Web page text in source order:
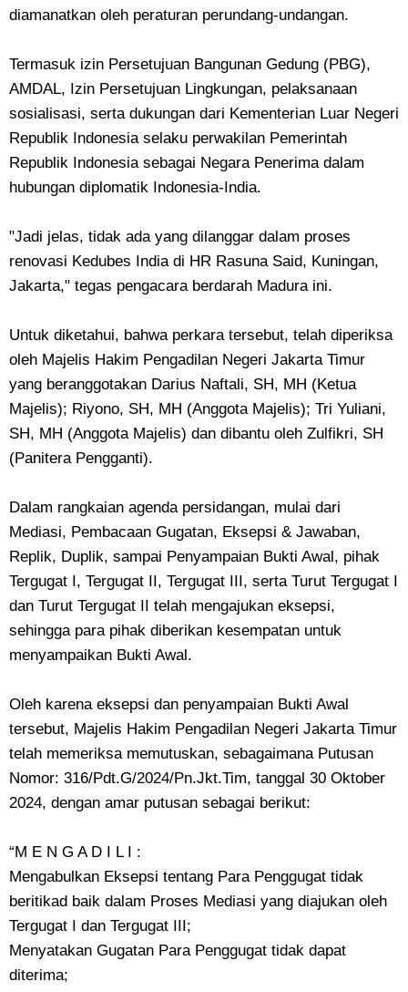
diamanatkan oleh peraturan perundang-undangan.
Termasuk izin Persetujuan Bangunan Gedung (PBG),
AMDAL, Izin Persetujuan Lingkungan, pelaksanaan
sosialisasi, serta dukungan dari Kementerian Luar Negeri
Republik Indonesia selaku perwakilan Pemerintah
Republik Indonesia sebagai Negara Penerima dalam
hubungan diplomatik Indonesia-India.
"Jadi jelas, tidak ada yang dilanggar dalam proses
renovasi Kedubes India di HR Rasuna Said, Kuningan,
Jakarta," tegas pengacara berdarah Madura ini.
Untuk diketahui, bahwa perkara tersebut, telah diperiksa
oleh Majelis Hakim Pengadilan Negeri Jakarta Timur
yang beranggotakan Darius Naftali, SH, MH (Ketua
Majelis); Riyono, SH, MH (Anggota Majelis); Tri Yuliani,
SH, MH (Anggota Majelis) dan dibantu oleh Zulfikri, SH
(Panitera Pengganti).
Dalam rangkaian agenda persidangan, mulai dari
Mediasi, Pembacaan Gugatan, Eksepsi & Jawaban,
Replik, Duplik, sampai Penyampaian Bukti Awal, pihak
Tergugat I, Tergugat II, Tergugat III, serta Turut Tergugat I
dan Turut Tergugat II telah mengajukan eksepsi,
sehingga para pihak diberikan kesempatan untuk
menyampaikan Bukti Awal.
Oleh karena eksepsi dan penyampaian Bukti Awal
tersebut, Majelis Hakim Pengadilan Negeri Jakarta Timur
telah memeriksa memutuskan, sebagaimana Putusan
Nomor: 316/Pdt.G/2024/Pn.Jkt.Tim, tanggal 30 Oktober
2024, dengan amar putusan sebagai berikut:
“M E N G A D I L I :
Mengabulkan Eksepsi tentang Para Penggugat tidak
beritikad baik dalam Proses Mediasi yang diajukan oleh
Tergugat I dan Tergugat III;
Menyatakan Gugatan Para Penggugat tidak dapat
diterima;